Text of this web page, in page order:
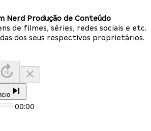
Nerd Produção de Conteúdo
de filmes, séries, redes sociais e etc.
dos seus respectivos proprietários.
00:00